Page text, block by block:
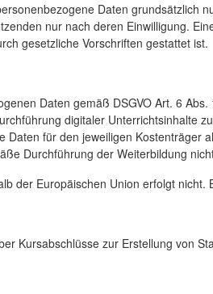
Daten grundsätzlich
nur nach deren Einwilligung.
gesetzliche Vorschriften gestattet ist.
Daten gemäß DSGVO Art. 6
digitaler Unterrichtsinhalte
Daten für den jeweiligen Kostenträger
Durchführung der Weiterbildung
der Europäischen Union erfolgt
Kursabschlüsse zur Erstellung von